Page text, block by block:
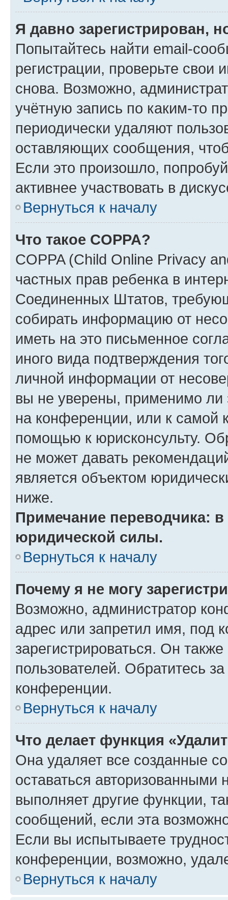
Я давно зарегистрирован,
Попытайтесь найти email-
регистрации, проверьте свои
снова. Возможно,
учётную запись по каким-то
периодически удаляют
оставляющих сообщения,
Если это произошло,
активнее участвовать в
Вернуться к началу
Что такое COPPA?
COPPA (Child Online Privacy
частных прав ребенка в
Соединенных Штатов,
собирать информацию от
иметь на это письменное
иного вида подтверждения
личной информации от
вы не уверены, применимо ли
на конференции, или к самой
помощью к юрисконсульту.
не может давать
является объектом
ниже.
Примечание переводчика:
юридической силы.
Вернуться к началу
Почему я не могу
Возможно, администратор
адрес или запретил имя, под
зарегистрироваться. Он
пользователей. Обратитесь
конференции.
Вернуться к началу
Что делает функция
Она удаляет все созданные
оставаться авторизованными
выполняет другие функции,
сообщений, если эта
Если вы испытываете
конференции, возможно,
Вернуться к началу